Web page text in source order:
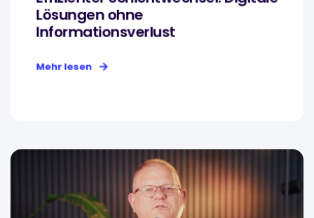
Lösungen ohne
Informationsverlust
Mehr lesen